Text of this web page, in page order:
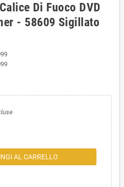
Di Fuoco DVD
- 58609 Sigillato
AL CARRELLO